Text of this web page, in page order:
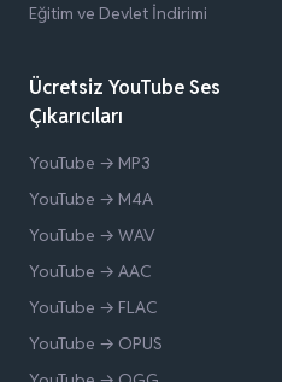
Eğitim ve Devlet İndirimi
Ücretsiz YouTube Ses
Çıkarıcıları
YouTube → MP3
YouTube → M4A
YouTube → WAV
YouTube → AAC
YouTube → FLAC
YouTube → OPUS